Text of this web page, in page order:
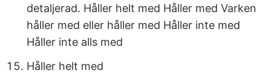
detaljerad. Håller helt med Håller med Varken
håller med eller håller med Håller inte med
Håller inte alls med
Håller helt med